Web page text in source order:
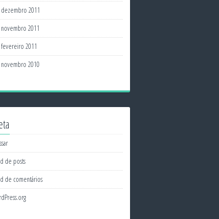
dezembro 2011
novembro 2011
fevereiro 2011
novembro 2010
de posts
de comentários